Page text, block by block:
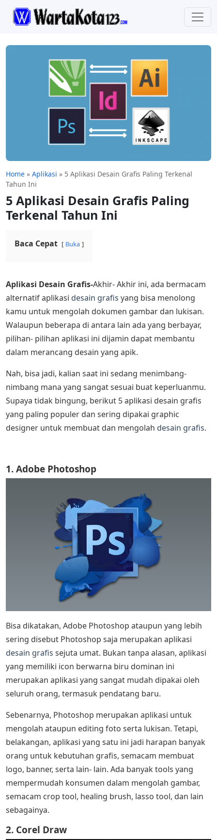
Home » Aplikasi » 5 Aplikasi Desain Grafis Paling Terkenal
Tahun Ini
5 Aplikasi Desain Grafis Paling
Terkenal Tahun Ini
Baca Cepat Buka
Aplikasi Desain Grafis-Akhir- Akhir ini, ada bermacam
alternatif aplikasi desain grafis yang bisa menolong
kamu untuk mengolah dokumen gambar dan lukisan.
Walaupun beberapa di antara lain ada yang berbayar,
pilihan- pilihan aplikasi ini dijamin dapat membantu
dalam merancang desain yang apik.
Nah, bisa jadi, kalian saat ini sedang menimbang-
nimbang mana yang sangat sesuai buat keperluanmu.
Supaya tidak bingung, berikut 5 aplikasi desain grafis
yang paling populer dan sering dipakai graphic
designer untuk membuat dan mengolah desain grafis.
1. Adobe Photoshop
Bisa dikatakan, Adobe Photoshop ataupun yang lebih
sering disebut Photoshop saja merupakan aplikasi
desain grafis sejuta umat. Bukan tanpa alasan, aplikasi
yang memiliki icon berwarna biru dominan ini
merupakan aplikasi yang sangat mudah dipakai oleh
seluruh orang, termasuk pendatang baru.
Sebenarnya, Photoshop merupakan aplikasi untuk
mengolah ataupun editing foto serta lukisan. Tetapi,
belakangan, aplikasi yang satu ini jadi harapan banyak
orang untuk kebutuhan grafis, semacam membuat
logo, banner, serta lain- lain. Ada banyak tools yang
mempermudah konsumen dalam mengolah gambar,
semacam crop tool, healing brush, lasso tool, dan lain
sebagainya.
2. Corel Draw